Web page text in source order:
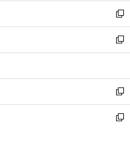
く
で
開
く
ド
ウ
で
開
ウ
ィ
ン
ド
ウ
開
く
し
い
ウ
ィ
ン
ウ
で
開
く
新
し
い
ウ
ン
ド
ウ
で
新
し
ウ
ィ
ン
ド
新
し
い
新